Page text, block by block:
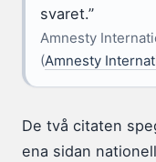
svaret.”
Amnesty
(Amnesty
De två citaten
ena sidan